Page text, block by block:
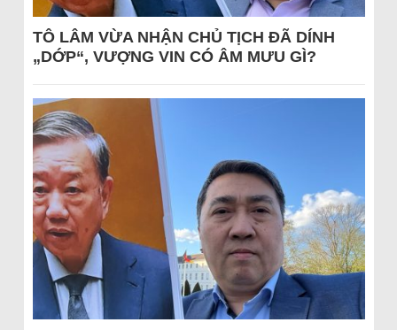
TÔ LÂM VỪA NHẬN CHỦ TỊCH ĐÃ DÍNH
„DỚP“, VƯỢNG VIN CÓ ÂM MƯU GÌ?